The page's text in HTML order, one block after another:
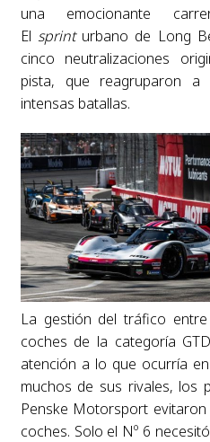
una emocionante
El sprinturbano de Long
cinco neutralizaciones
pista, que reagruparon
intensas batallas.
La gestión del tráfico
coches de la categoría
atención a lo que ocurría
muchos de sus rivales, los
Penske Motorsport
coches. Solo el Nº 6